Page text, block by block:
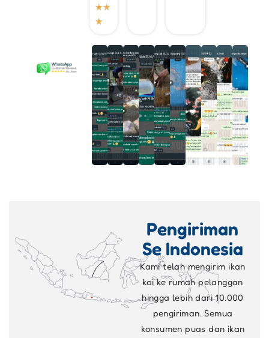
★★
★
Pengiriman
Se Indonesia
Kami telah mengirim ikan
koi ke rumah pelanggan
hingga lebih dari 10.000
pengiriman. Semua
konsumen puas dan ikan